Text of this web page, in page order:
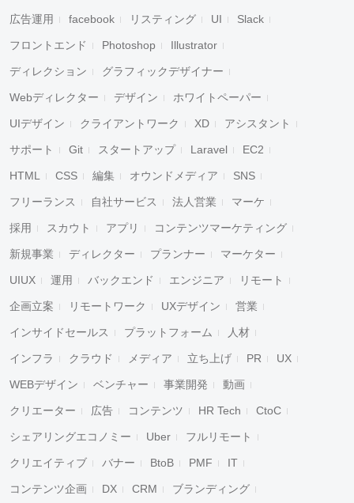
広告運用 facebook リスティング UI Slack
フロントエンド Photoshop Illustrator
ディレクション グラフィックデザイナー
Webディレクター デザイン ホワイトペーパー
UIデザイン クライアントワーク XD アシスタント
サポート Git スタートアップ Laravel EC2
HTML CSS 編集 オウンドメディア SNS
フリーランス 自社サービス 法人営業 マーケ
採用 スカウト アプリ コンテンツマーケティング
新規事業 ディレクター プランナー マーケター
UIUX 運用 バックエンド エンジニア リモート
企画立案 リモートワーク UXデザイン 営業
インサイドセールス プラットフォーム 人材
インフラ クラウド メディア 立ち上げ PR UX
WEBデザイン ベンチャー 事業開発 動画
クリエーター 広告 コンテンツ HR Tech CtoC
シェアリングエコノミー Uber フルリモート
クリエイティブ バナー BtoB PMF IT
コンテンツ企画 DX CRM ブランディング